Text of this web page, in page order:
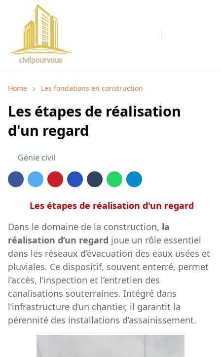
Home Les fondations en construction
Les étapes de réalisation
d'un regard
Génie civil
Les étapes de réalisation d'un regard
Dans le domaine de la construction, la
réalisation d’un regard joue un rôle essentiel
dans les réseaux d’évacuation des eaux usées et
pluviales. Ce dispositif, souvent enterré, permet
l’accès, l’inspection et l’entretien des
canalisations souterraines. Intégré dans
l’infrastructure d’un chantier, il garantit la
pérennité des installations d’assainissement.